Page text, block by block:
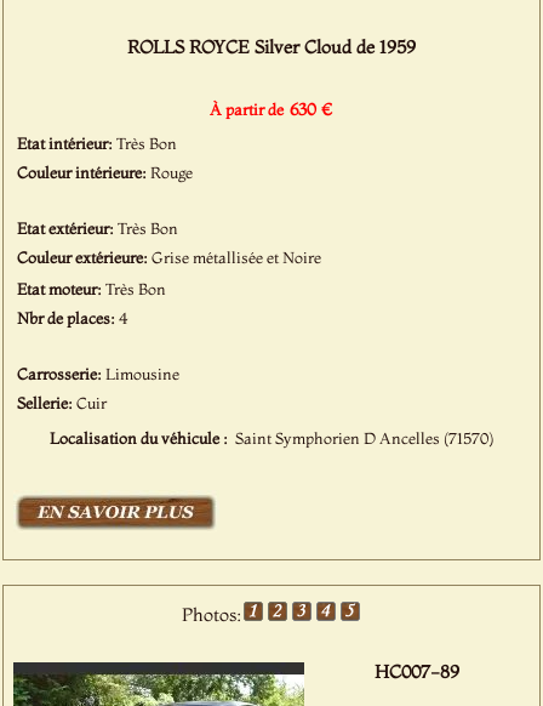
ROLLS ROYCE Silver Cloud de 1959
À partir de 630 €
Etat intérieur:Très Bon
Couleur intérieure:Rouge
Etat extérieur:Très Bon
Couleur extérieure:Grise métallisée et Noire
Etat moteur:Très Bon
Nbr de places:4
Carrosserie:Limousine
Sellerie:Cuir
Localisation du véhicule : Saint Symphorien D Ancelles (71570)
Photos:
HC007-89